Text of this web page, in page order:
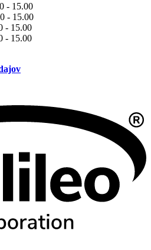
- 15.00
- 15.00
- 15.00
- 15.00